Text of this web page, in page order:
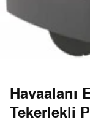
Havaalanı
Tekerlekli